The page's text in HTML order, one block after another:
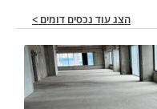
הצג עוד נכסים דומים >